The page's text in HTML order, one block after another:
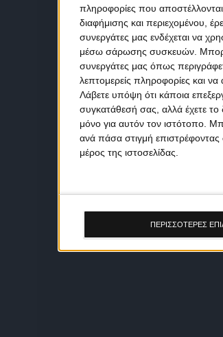
πληροφορίες που αποστέλλονται
διαφήμισης και περιεχομένου,
συνεργάτες μας ενδέχεται να
μέσω σάρωσης συσκευών.
συνεργάτες μας όπως
λεπτομερείς πληροφορίες και να
Λάβετε υπόψη ότι κάποια
συγκατάθεσή σας, αλλά έχετε το
μόνο για αυτόν τον ιστότοπο.
ανά πάσα στιγμή
μέρος της ιστοσελίδας.
ΠΕΡΙΣΣΟΤΕΡΕΣ